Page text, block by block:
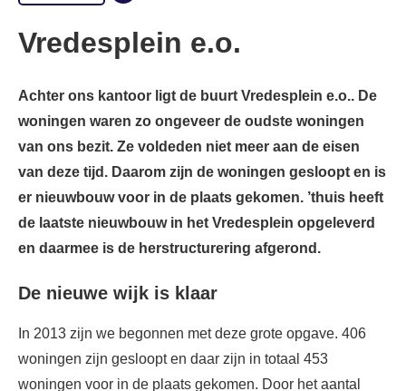
Vredesplein e.o.
Achter ons kantoor ligt de buurt Vredesplein e.o.. De
woningen waren zo ongeveer de oudste woningen
van ons bezit. Ze voldeden niet meer aan de eisen
van deze tijd. Daarom zijn de woningen gesloopt en is
er nieuwbouw voor in de plaats gekomen. ’thuis heeft
de laatste nieuwbouw in het Vredesplein opgeleverd
en daarmee is de herstructurering afgerond.
De nieuwe wijk is klaar
In 2013 zijn we begonnen met deze grote opgave. 406
woningen zijn gesloopt en daar zijn in totaal 453
woningen voor in de plaats gekomen. Door het aantal